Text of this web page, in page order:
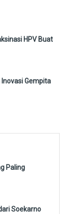
HPV Buat
Gempita
Paling
Soekarno